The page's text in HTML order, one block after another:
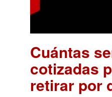
Cuántas
cotizadas
retirar por